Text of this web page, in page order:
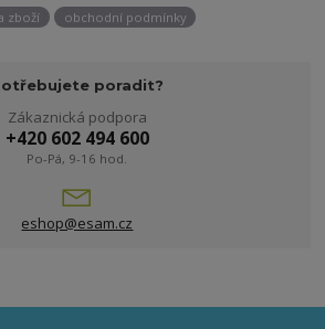
zboží obchodní podmínky
poradit?
Zákaznická podpora
+420 602 494 600
Po-Pá, 9-16 hod.
eshop@esam.cz